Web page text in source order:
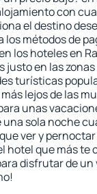
con
el destino
los métodos de
los hoteles en
en las zonas
turísticas
lejos de las
unas
sola noche
ver y
hotel que más te
disfrutar de un